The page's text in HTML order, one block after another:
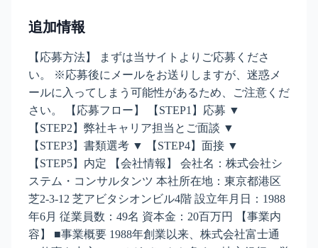
追加情報
【応募方法】 まずは当サイトよりご応募くださ
い。 ※応募後にメールをお送りしますが、迷惑メ
ールに入ってしまう可能性があるため、ご注意くだ
さい。 【応募フロー】 【STEP1】応募 ▼
【STEP2】弊社キャリア担当とご面談 ▼
【STEP3】書類選考 ▼ 【STEP4】面接 ▼
【STEP5】内定 【会社情報】 会社名：株式会社シ
ステム・コンサルタンツ 本社所在地：東京都港区
芝2-3-12 芝アビタシオンビル4階 設立年月日：1988
年6月 従業員数：49名 資本金：20百万円 【事業内
容】 ■事業概要 1988年創業以来、株式会社富士通